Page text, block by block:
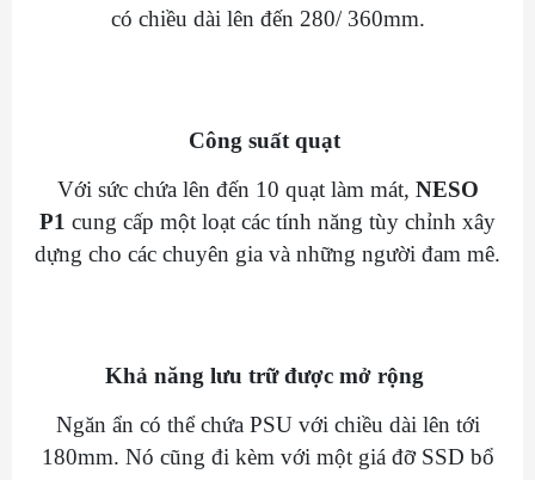
có chiều dài lên đến 280/ 360mm.
Công suất quạt
Với sức chứa lên đến 10 quạt làm mát, NESO
P1 cung cấp một loạt các tính năng tùy chỉnh xây
dựng cho các chuyên gia và những người đam mê.
Khả năng lưu trữ được mở rộng
Ngăn ẩn có thể chứa PSU với chiều dài lên tới
180mm. Nó cũng đi kèm với một giá đỡ SSD bổ